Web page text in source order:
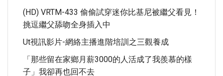
(HD) VRTM-433 偷偷試穿迷你比基尼被繼父看見！
挑逗繼父舔吻全身插入中
Ut視訊影片-網絡主播進階培訓之三觀養成
「那些留在家鄉月薪3000的人活成了我羨慕的樣
子」我卻再也回不去